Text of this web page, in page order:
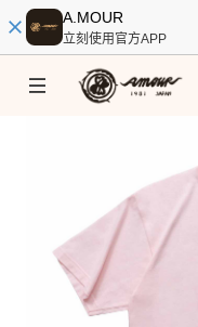
A.MOUR
立刻使用官方APP